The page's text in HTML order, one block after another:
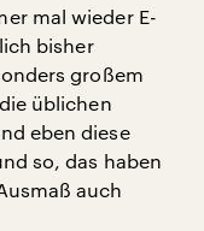
mal wieder E-
bisher
großem
üblichen
eben diese
so, das haben
auch